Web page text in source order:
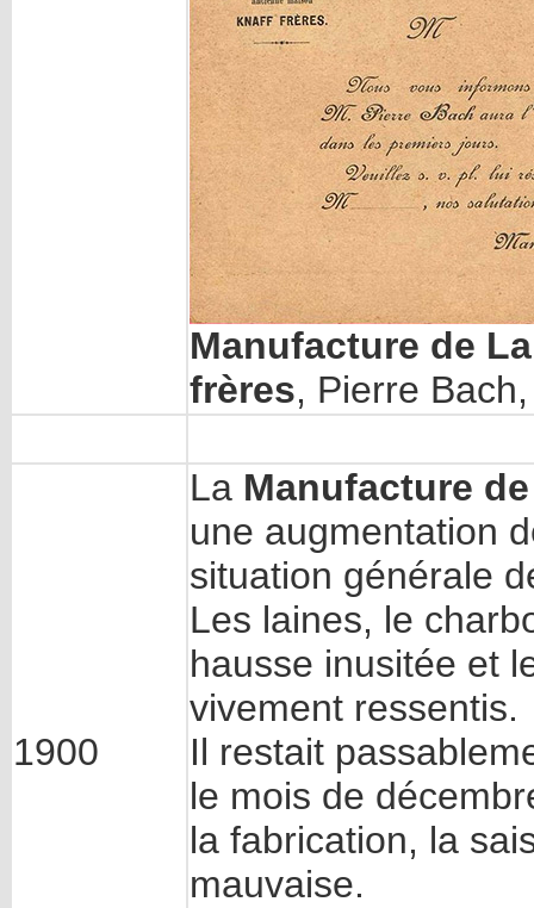
Manufacture de
frères, Pierre
1900
La Manufacture
une augmentation
situation générale
Les laines, le
hausse inusitée et
vivement ressentis.
Il restait
le mois de
la fabrication, la
mauvaise.